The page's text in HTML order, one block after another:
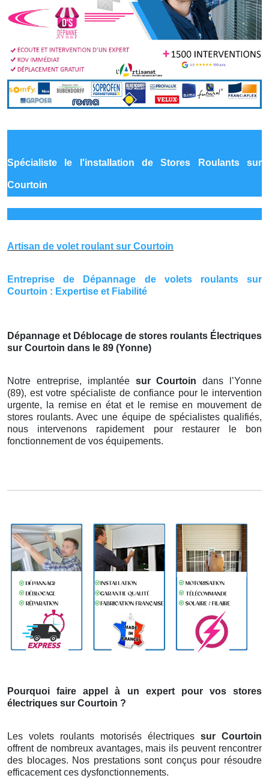
Spécialiste le l'installation de Stores Roulants sur
Courtoin
Artisan de volet roulant sur Courtoin
Entreprise de Dépannage de volets roulants sur
Courtoin : Expertise et Fiabilité
Dépannage et Déblocage de stores roulants Électriques
sur Courtoin dans le 89 (Yonne)
Notre entreprise, implantée sur Courtoindans l’Yonne
(89), est votre spécialiste de confiance pour le intervention
urgente, la remise en état et le remise en mouvement de
stores roulants. Avec une équipe de spécialistes qualifiés,
nous intervenons rapidement pour restaurer le bon
fonctionnement de vos équipements.
Pourquoi faire appel à un expert pour vos stores
électriques sur Courtoin ?
Les volets roulants motorisés électriques sur Courtoin
offrent de nombreux avantages, mais ils peuvent rencontrer
des blocages. Nos prestations sont conçus pour résoudre
efficacement ces dysfonctionnements.